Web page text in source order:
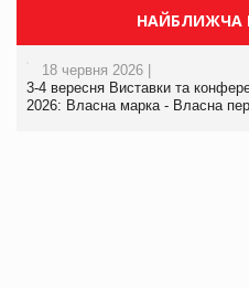
НАЙБЛИЖЧА
18 червня 2026 |
3-4 вересня Виставки та
2026: Власна марка - Власна